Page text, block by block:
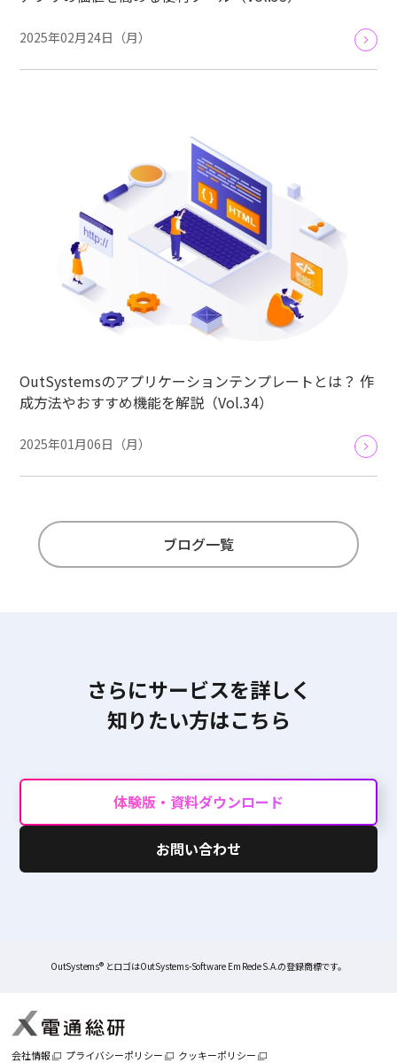
2025年02月24日（月）
OutSystemsのアプリケーションテンプレートとは？ 作
成方法やおすすめ機能を解説（Vol.34）
2025年01月06日（月）
ブログ一覧
さらにサービスを詳しく
知りたい方はこちら
体験版・資料ダウンロード
お問い合わせ
OutSystems® とロゴはOutSystems-Software Em Rede S.A.の登録商標です。
会社情報 プライバシーポリシー クッキーポリシー